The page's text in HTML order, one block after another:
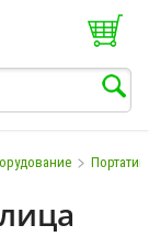
>